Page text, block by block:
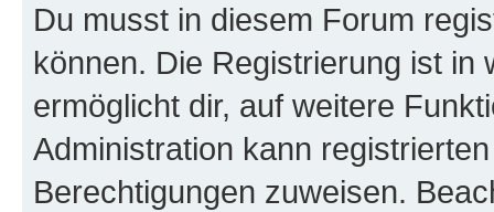
Du musst in diesem Forum
können. Die Registrierung ist in
ermöglicht dir, auf weitere
Administration kann
Berechtigungen zuweisen.